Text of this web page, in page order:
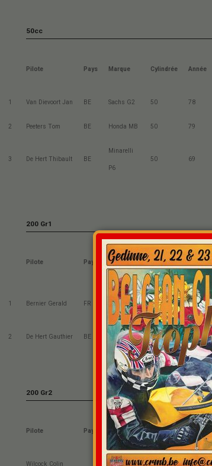
50cc
Pilote Pays Marque Cylindrée Année
1 Van Dievoort Jan BE Sachs G2 50 78
2 Peeters Tom BE Honda MB 50 79
3 De Hert Thibault BE
Minarelli
P6
50 69
200 Gr1
Pilote Pays Marque Cylindrée
Chimay
1
1 Bernier Gerald FR
Gauthier
GA2
125 25
2 De Hert Gauthier BE Minarelli 125 0
200 Gr2
Pilote Pays Marque Cylindrée
Chimay
1
Wilcock Colin Honda